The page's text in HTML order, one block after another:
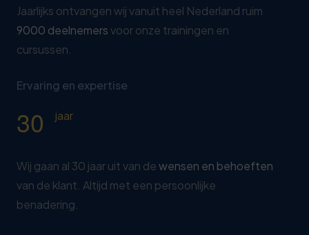
Jaarlijks ontvangen wij vanuit heel Nederland ruim
9000 deelnemersvoor onze trainingen en
cursussen.
Ervaring en expertise
30 jaar
Wij gaan al 30 jaar uit van dewensen en behoeften
van de klant. Altijd met een persoonlijke
benadering.